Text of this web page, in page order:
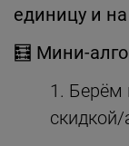
единицу и
🧮 Мини-
Берём
скидкой/